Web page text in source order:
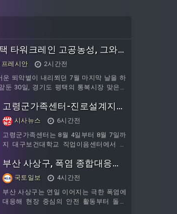
타워크레인 고공농성, 그와
하는 사람들
프레시안
2시간전
운 뙤악볕이 내리쬐던 7월 마지막 날을 하
둔 30일, 경기도 평택의 통복시장 맞은편
차 여러 대와 한 무리의 사람들이 모...
고령군가족센터-진로설계지
원‘여름방학 진로·직업학교’성
료
시사뉴스
6시간전
고령군가족센터는 8월 4일부터 8월 7일까
지 대구보건대학교 직업이음센터에서 운
관내 다문화청소년이 참여하여 자신의 진
로를 탐색하는 뜻깊은 시간을 가졌다. 이
번 프로그램은 고령군가족센터와 대구보
건대학교 간 업무협약을 바탕으로 지역 다
문화청소년들에게 양질의
부산 사상구, 폭염 종합대응체
계 가동…현장 중심 선제적 안
전망 구축
국토일보
4시간전
부산 사상구는 연일 이어지는 극한 폭염에
대응해 현장 중심의 안전 활동부터 돌봄